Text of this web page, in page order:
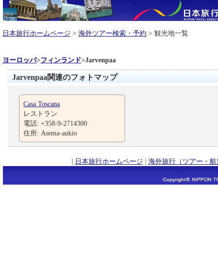
日本旅行ホームページ > 海外ツアー検索・予約 > 観光地一覧
ヨーロッパ>フィンランド>Jarvenpaa
Jarvenpaa関連のフォトマップ
Casa Toscana
レストラン
電話: +358-9-2714300
住所: Asema-aukio
| 日本旅行ホームページ | 海外旅行（ツアー・航